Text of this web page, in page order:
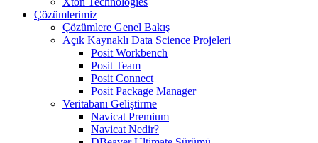
Çözümlerimiz
Çözümlere Genel Bakış
Açık Kaynaklı Data Science Projeleri
Posit Workbench
Posit Team
Posit Connect
Posit Package Manager
Veritabanı Geliştirme
Navicat Premium
Navicat Nedir?